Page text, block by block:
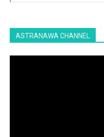
ASTRANAWA CHANNEL